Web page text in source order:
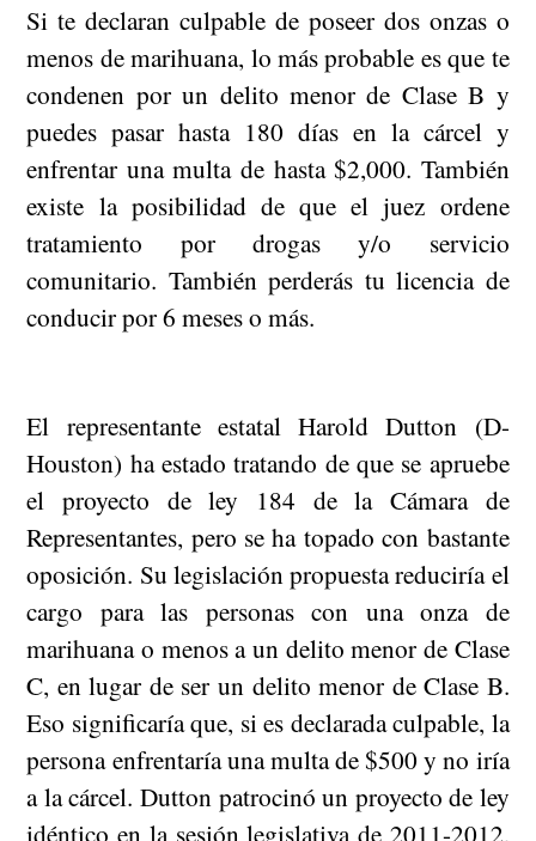
Si te declaran culpable de poseer dos onzas o
menos de marihuana, lo más probable es que te
condenen por un delito menor de Clase B y
puedes pasar hasta 180 días en la cárcel y
enfrentar una multa de hasta $2,000. También
existe la posibilidad de que el juez ordene
tratamiento por drogas y/o servicio
comunitario. También perderás tu licencia de
conducir por 6 meses o más.
El representante estatal Harold Dutton (D-
Houston) ha estado tratando de que se apruebe
el proyecto de ley 184 de la Cámara de
Representantes, pero se ha topado con bastante
oposición. Su legislación propuesta reduciría el
cargo para las personas con una onza de
marihuana o menos a un delito menor de Clase
C, en lugar de ser un delito menor de Clase B.
Eso significaría que, si es declarada culpable, la
persona enfrentaría una multa de $500 y no iría
a la cárcel. Dutton patrocinó un proyecto de ley
idéntico en la sesión legislativa de 2011-2012,